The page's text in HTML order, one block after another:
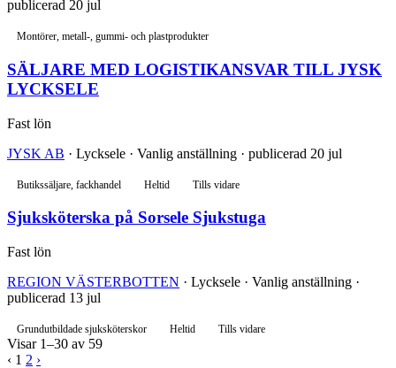
publicerad 20 jul
Montörer, metall-, gummi- och plastprodukter
SÄLJARE MED LOGISTIKANSVAR TILL JYSK
LYCKSELE
Fast lön
JYSK AB · Lycksele · Vanlig anställning · publicerad 20 jul
Butikssäljare, fackhandel Heltid Tills vidare
Sjuksköterska på Sorsele Sjukstuga
Fast lön
REGION VÄSTERBOTTEN · Lycksele · Vanlig anställning ·
publicerad 13 jul
Grundutbildade sjuksköterskor Heltid Tills vidare
Visar 1–30 av 59
‹ 1 2 ›